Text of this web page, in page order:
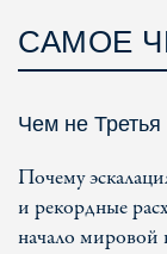
САМОЕ
Чем не
Почему
и рекордные
начало